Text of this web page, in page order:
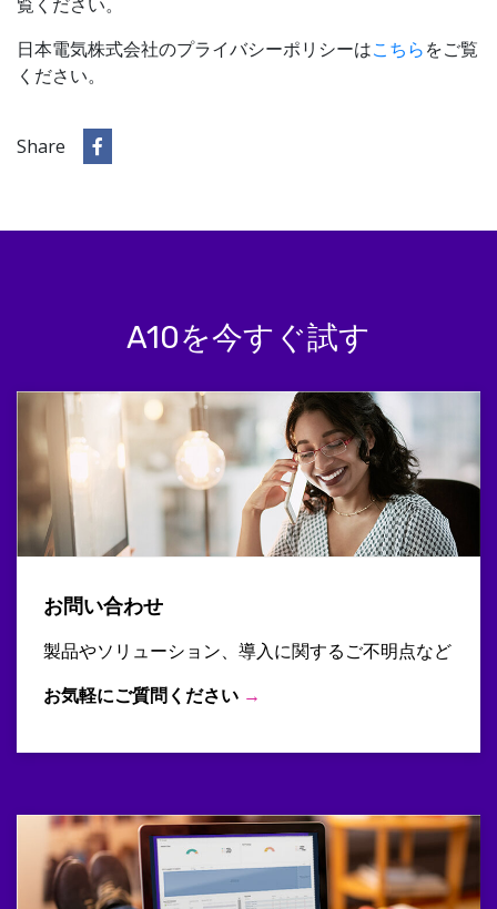
日本電気株式会社のプライバシーポリシーはこちらをご覧
ください。
Share
A10を今すぐ試す
お問い合わせ
製品やソリューション、導入に関するご不明点など
お気軽にご質問ください →